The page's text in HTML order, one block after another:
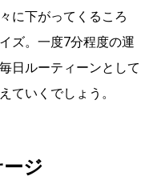
に下がってくるころ
ズ。一度7分程度の運
日ルーティーンとして
ていくでしょう。
ジ